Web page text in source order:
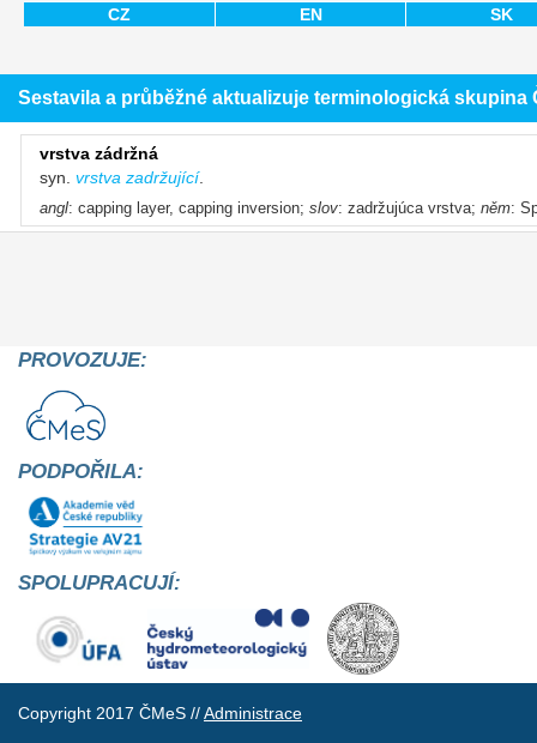
CZ EN SK
Sestavila a průběžné aktualizuje terminologická
vrstva zádržná
syn. vrstva zadržující.
angl: capping layer, capping inversion; slov: zadržujúca vrstva; něm:
PROVOZUJE:
PODPOŘILA:
SPOLUPRACUJÍ:
Copyright 2017 ČMeS //Administrace